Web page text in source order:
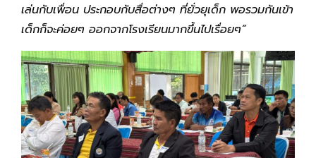
เล่นกับเพื่อน ประกอบกับสื่อต่างๆ ที่ยั่วยุเด็ก พอรวมกันเข้า
เด็กก็จะค่อยๆ ออกจากโรงเรียนมากขึ้นไปเรื่อยๆ”